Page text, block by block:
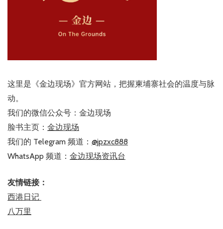
这里是《金边现场》官方网站，把握柬埔寨社会的温度与脉
动。
我们的微信公众号：金边现场
脸书主页： 金边现场
我们的 Telegram 频道： @jpzxc888
WhatsApp 频道： 金边现场资讯台
友情链接：
西港日记
八万里